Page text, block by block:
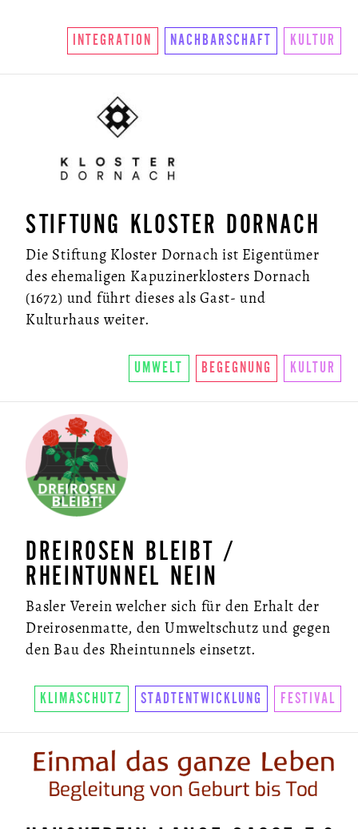
INTEGRATION NACHBARSCHAFT KULTUR
STIFTUNG KLOSTER DORNACH
Die Stiftung Kloster Dornach ist Eigentümer
des ehemaligen Kapuzinerklosters Dornach
(1672) und führt dieses als Gast- und
Kulturhaus weiter.
UMWELT BEGEGNUNG KULTUR
DREIROSEN BLEIBT /
RHEINTUNNEL NEIN
Basler Verein welcher sich für den Erhalt der
Dreirosenmatte, den Umweltschutz und gegen
den Bau des Rheintunnels einsetzt.
KLIMASCHUTZ STADTENTWICKLUNG FESTIVAL